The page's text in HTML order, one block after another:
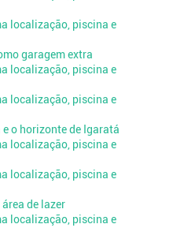
garagem extra
o horizonte de Igaratá
de lazer